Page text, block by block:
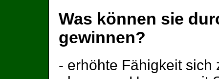
Was können sie
gewinnen?
- erhöhte Fähigkeit sich